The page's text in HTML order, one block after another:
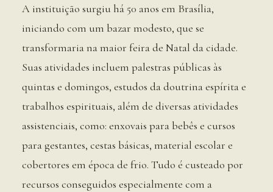
A instituição surgiu há 50 anos em Brasília,
iniciando com um bazar modesto, que se
transformaria na maior feira de Natal da cidade.
Suas atividades incluem palestras públicas às
quintas e domingos, estudos da doutrina espírita e
trabalhos espirituais, além de diversas atividades
assistenciais, como: enxovais para bebês e cursos
para gestantes, cestas básicas, material escolar e
cobertores em época de frio. Tudo é custeado por
recursos conseguidos especialmente com a